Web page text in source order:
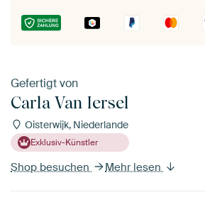
Gefertigt von
Carla Van Iersel
Oisterwijk, Niederlande
Exklusiv-Künstler
Shop besuchen Mehr lesen